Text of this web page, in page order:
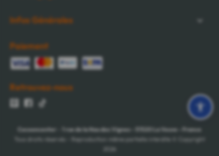
Infos Générales
Paiement
Retrouvez-nous
Cocooncenter 1 rue de la Nau des Vignes La Veuve
France
Tous droits réservés - Reproduction même partielle interdite © Copyright